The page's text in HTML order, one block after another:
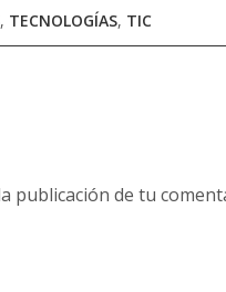
, TECNOLOGÍAS, TIC
publicación de tu